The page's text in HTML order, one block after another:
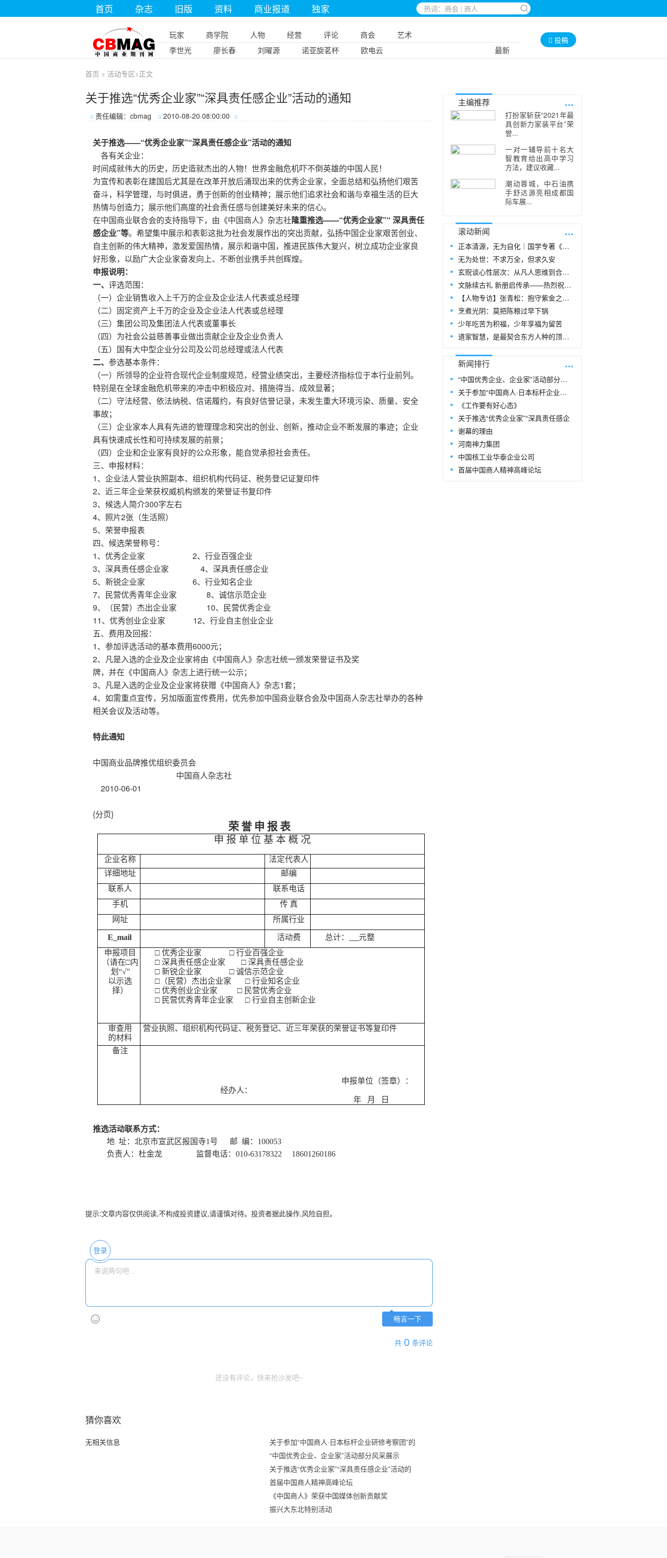
首页 杂志 旧版 资料 商业报道 独家
玩家 商学院 人物 经营 评论 商会
艺术
李世光
廖长春 刘曜源 诺亚旋茗杯 欧电云 最新
投稿
首页 > 活动专区>正文
关于推选“优秀企业家”“深具责任感企业”活动的通知
责任编辑：cbmag 2010-08-20 08:00:00
关于推选——“优秀企业家”“深具责任感企业”活动的通知
各有关企业：
时间成就伟大的历史，历史造就杰出的人物！世界金融危机吓不倒英雄的中国人民！
为宣传和表彰在建国后尤其是在改革开放后涌现出来的优秀企业家，全面总结和弘扬他们艰苦
奋斗，科学管理，与时俱进，勇于创新的创业精神；展示他们追求社会和谐与幸福生活的巨大
热情与创造力；展示他们高度的社会责任感与创建美好未来的信心。
在中国商业联合会的支持指导下，由《中国商人》杂志社隆重推选——“优秀企业家”“ 深具责任
感企业”等。希望集中展示和表彰这批为社会发展作出的突出贡献，弘扬中国企业家艰苦创业、
自主创新的伟大精神，激发爱国热情，展示和谐中国，推进民族伟大复兴，树立成功企业家良
好形象，以励广大企业家奋发向上、不断创业携手共创辉煌。
申报说明：
一、 评选范围：
（一）企业销售收入上千万的企业及企业法人代表或总经理
（二）固定资产上千万的企业及企业法人代表或总经理
（三）集团公司及集团法人代表或董事长
（四）为社会公益慈善事业做出贡献企业及企业负责人
（五）国有大中型企业分公司及公司总经理或法人代表
二、 参选基本条件：
（一）所领导的企业符合现代企业制度规范，经营业绩突出，主要经济指标位于本行业前列。
特别是在全球金融危机带来的冲击中积极应对、措施得当、成效显著；
（二）守法经营、依法纳税、信诺履约，有良好信誉记录，未发生重大环境污染、质量、安全
事故；
（三）企业家本人具有先进的管理理念和突出的创业、创新，推动企业不断发展的事迹；企业
具有快速成长性和可持续发展的前景；
（四）企业和企业家有良好的公众形象，能自觉承担社会责任。
三、申报材料：
1、企业法人营业执照副本、组织机构代码证、税务登记证复印件
2、近三年企业荣获权威机构颁发的荣誉证书复印件
3、候选人简介300字左右
4、照片2张（生活照）
5、荣誉申报表
四、候选荣誉称号：
1、优秀企业家 2、行业百强企业
3、深具责任感企业家 4、深具责任感企业
5、新锐企业家 6、行业知名企业
7、民营优秀青年企业家 8、诚信示范企业
9、（民营）杰出企业家 10、民营优秀企业
11、优秀创业企业家 12、行业自主创业企业
五、费用及回报：
1、参加评选活动的基本费用6000元；
2、凡是入选的企业及企业家将由《中国商人》杂志社统一颁发荣誉证书及奖
牌，并在《中国商人》杂志上进行统一公示；
3、凡是入选的企业及企业家将获赠《中国商人》杂志1套；
4、如需重点宣传，另加版面宣传费用，优先参加中国商业联合会及中国商人杂志社举办的各种
相关会议及活动等。
特此通知
中国商业品牌推优组织委员会
中国商人杂志社
2010-06-01
{分页}
荣 誉 申 报 表
申 报 单 位 基 本 概 况
企业名称
法定代表人
详细地址
邮编
联系人
联系电话
手机
传 真
网址
所属行业
E_mail 活动费 总计：
元整
申报项目
（请在□内
划“√”
以示选
择）
□优秀企业家 □行业百强企业
□深具责任感企业家 □深具责任感企业
□新锐企业家 □诚信示范企业
□（ 民营）杰出企业家 □行业知名企业
□优秀创业企业家 □ 民营优秀企业
□ 民营优秀青年企业家
□行业自主创新企业
审查用
的材料
营业执照、组织机构代码证、税务登记、近三年荣获的荣誉证书等复印件
备注
申报单位（签章）：
经办人：
年
月 日
推选活动联系方式：
地 址：北京市宣武区报国寺1 号 邮 编： 100053
负责人：杜金龙
监督电话： 010-63178322 18601260186
提示:文章内容仅供阅读,不构成投资建议,请谨慎对待。投资者据此操作,风险自担。
登录
畅言一下
共 0 条评论
还没有评论，快来抢沙发吧~
猜你喜欢
无相关信息
关于参加“中国商人·日本标杆企业研修考察团”的
“中国优秀企业、企业家”活动部分风采展示
关于推选“优秀企业家”“深具责任感企业”活动的
首届中国商人精神高峰论坛
《中国商人》荣获中国媒体创新贡献奖
振兴大东北特别活动
主编推荐 ...
打扮家斩获“2021年最
具创新力家装平台”荣
誉...
一对一辅导前十名大
智教育给出高中学习
方法，建议收藏...
潮动蓉城，中石油携
手舒达源亮相成都国
际车展...
滚动新闻 ...
正本清源，无为自化｜国学专著《玄贶思想》
无为处世：不求万全，但求久安
玄贶谈心性层次：从凡人思维到合道思维
文脉续古礼 新册启传承——热烈祝贺玄
【人物专访】张青松：抱守紫金之阳，在周易
烹煮光阴：莫把陈粮过早下锅
少年吃苦为积福，少年享福为留苦
道家智慧，是最契合东方人种的顶级生命指
新闻排行 ...
“中国优秀企业、企业家”活动部分风采
关于参加“中国商人·日本标杆企业研修
《工作要有好心态》
关于推选“优秀企业家”“深具责任感企
谢幕的理由
河南神力集团
中国核工业华泰企业公司
首届中国商人精神高峰论坛